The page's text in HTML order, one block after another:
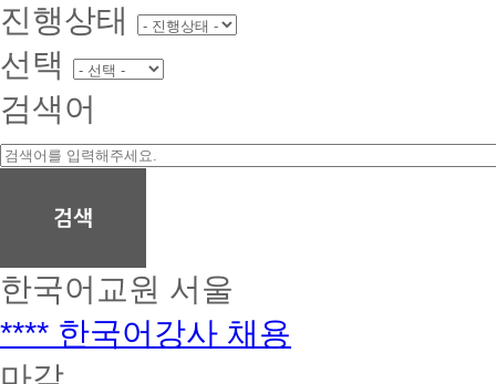
진행상태
선택
검색어
한국어교원 서울
**** 한국어강사 채용
마감